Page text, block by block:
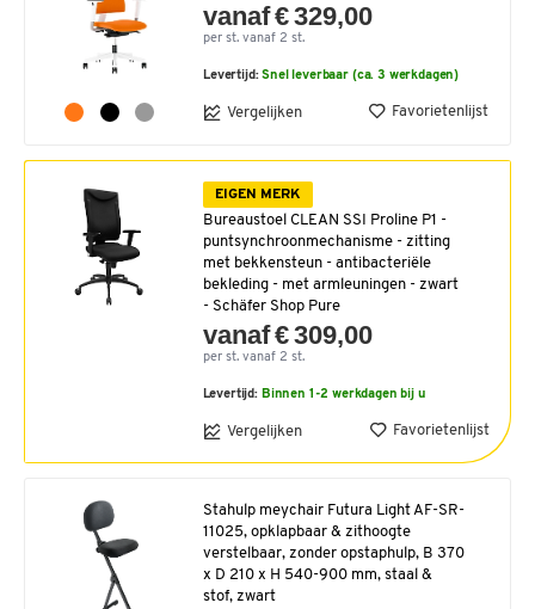
vanaf € 329,00
per st. vanaf 2 st.
Levertijd:Snel leverbaar (ca. 3 werkdagen)
Vergelijken Favorietenlijst
EIGEN MERK
Bureaustoel CLEAN SSI Proline P1 -
puntsynchroonmechanisme - zitting
met bekkensteun - antibacteriële
bekleding - met armleuningen - zwart
- Schäfer Shop Pure
vanaf € 309,00
per st. vanaf 2 st.
Levertijd: Binnen 1-2 werkdagen bij u
Vergelijken Favorietenlijst
Stahulp meychair Futura Light AF-SR-
11025, opklapbaar & zithoogte
verstelbaar, zonder opstaphulp, B 370
x D 210 x H 540-900 mm, staal &
stof, zwart